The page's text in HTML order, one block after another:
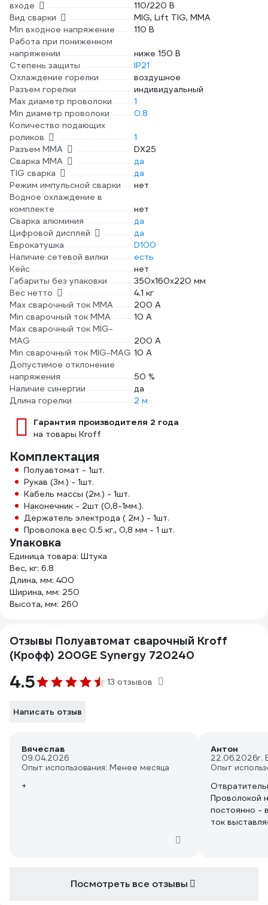
входе
110/220 В
Вид сварки
MIG, Lift TIG, MMA
Min входное напряжение
110 В
Работа при пониженном
напряжении
ниже 150 В
Степень защиты
IP21
Охлаждение горелки
воздушное
Разъем горелки
индивидуальный
Max диаметр проволоки
1
Min диаметр проволоки
0.8
Количество подающих
роликов
1
Разъем ММА
DX25
Сварка ММА
да
TIG сварка
да
Режим импульсной сварки
нет
Водное охлаждение в
комплекте
нет
Сварка алюминия
да
Цифровой дисплей
да
Еврокатушка
D100
Наличие сетевой вилки
есть
Кейс
нет
Габариты без упаковки
350х160х220 мм
Вес нетто
4.1 кг
Max сварочный ток ММА
200 А
Min сварочный ток ММА
10 А
Max сварочный ток MIG-
MAG
200 А
Min сварочный ток MIG-MAG 10 А
Допустимое отклонение
напряжения
50 %
Наличие синергии
да
Длина горелки
2 м
Гарантия производителя 2 года
на товары Kroff
Комплектация
Полуавтомат - 1шт.
Рукав (3м.) - 1шт.
Кабель массы (2м.) - 1шт.
Наконечник - 2шт (0,8-1мм.).
Держатель электрода ( 2м.) - 1шт.
Проволока вес 0.5 кг., 0,8 мм - 1 шт.
Упаковка
Единица товара: Штука
Вес, кг: 6.8
Длина, мм: 400
Ширина, мм: 250
Высота, мм: 260
Отзывы Полуавтомат сварочный Kroff
(Крофф) 200GE Synergy 720240
4.5 13 отзывов
Написать отзыв
Вячеслав
09.04.2026
Опыт использования: Менее месяца
+
Антон
22.06.2026г.
Опыт
Проволокой
постоянно -
ток
Посмотреть все отзывы